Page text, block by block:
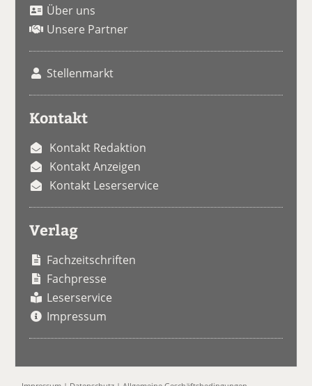
Über uns
Unsere Partner
Stellenmarkt
Kontakt
Kontakt Redaktion
Kontakt Anzeigen
Kontakt Leserservice
Verlag
Fachzeitschriften
Fachpresse
Leserservice
Impressum